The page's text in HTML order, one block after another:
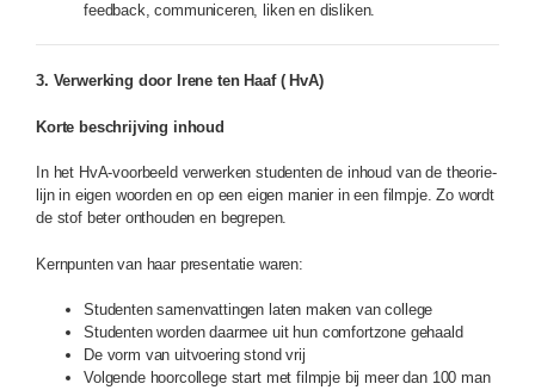
feedback, communiceren, liken en disliken.
3. Verwerking door Irene ten Haaf ( HvA)
Korte beschrijving inhoud
In het HvA-voorbeeld verwerken studenten de inhoud van de theorie-
lijn in eigen woorden en op een eigen manier in een filmpje. Zo wordt
de stof beter onthouden en begrepen.
Kernpunten van haar presentatie waren:
Studenten samenvattingen laten maken van college
Studenten worden daarmee uit hun comfortzone gehaald
De vorm van uitvoering stond vrij
Volgende hoorcollege start met filmpje bij meer dan 100 man